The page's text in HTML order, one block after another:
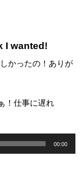
I wanted!
かったの！ありが
！仕事に遅れ
00:00